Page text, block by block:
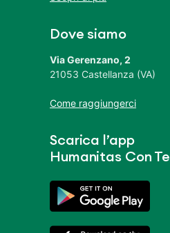
Dove siamo
Via Gerenzano, 2
21053 Castellanza (VA)
Come raggiungerci
Scarica l’app
Humanitas Con Te